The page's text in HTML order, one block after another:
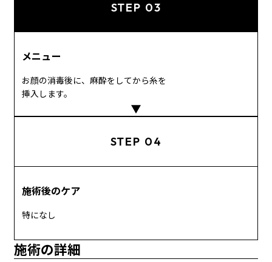
STEP 03
メニュー
お顔の消毒後に、麻酔をしてから糸を
挿入します。
STEP 04
施術後のケア
特になし
施術の詳細